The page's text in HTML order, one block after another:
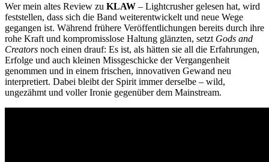
Wer mein altes Review zu KLAW – Lightcrusher gelesen hat, wird
feststellen, dass sich die Band weiterentwickelt und neue Wege
gegangen ist. Während frühere Veröffentlichungen bereits durch ihre
rohe Kraft und kompromisslose Haltung glänzten, setzt Gods and
Creators noch einen drauf: Es ist, als hätten sie all die Erfahrungen,
Erfolge und auch kleinen Missgeschicke der Vergangenheit
genommen und in einem frischen, innovativen Gewand neu
interpretiert. Dabei bleibt der Spirit immer derselbe – wild,
ungezähmt und voller Ironie gegenüber dem Mainstream.